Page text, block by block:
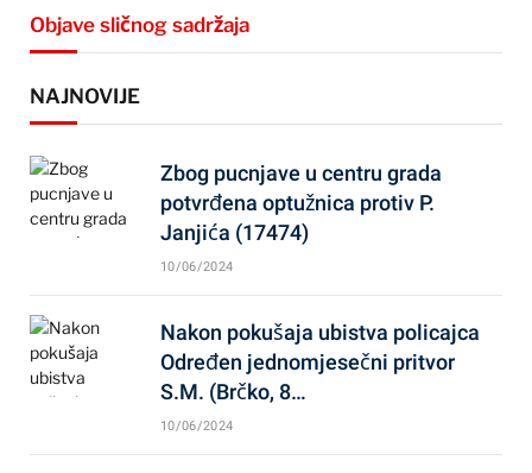
Objave sličnog sadržaja
NAJNOVIJE
Zbog pucnjave u centru grada
potvrđena optužnica protiv P.
Janjića (17474)
10/06/2024
Nakon pokušaja ubistva policajca
Određen jednomjesečni pritvor
S.M. (Brčko, 8…
10/06/2024